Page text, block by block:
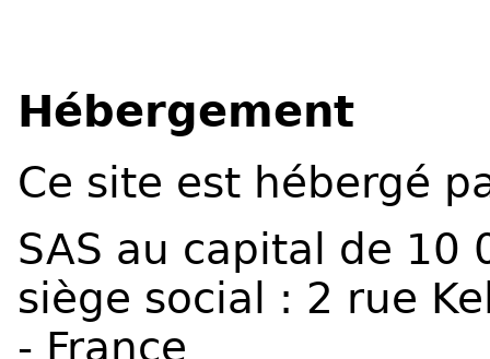
Hébergement
Ce site est hébergé
SAS au capital de 10
siège social : 2 rue
- France